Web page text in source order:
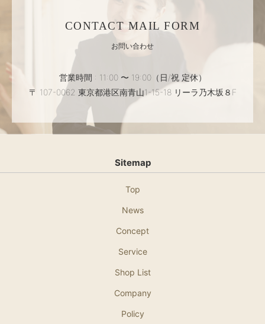
CONTACT MAIL FORM
お問い合わせ
営業時間 : 11:00 〜 19:00（日/祝 定休）
〒 107-0062 東京都港区南青山1-15-18 リーラ乃木坂８F
Sitemap
Top
News
Concept
Service
Shop List
Company
Policy